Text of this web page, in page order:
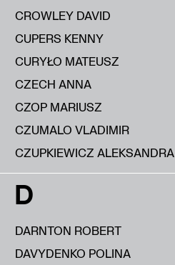
CROWLEY DAVID
CUPERS KENNY
CURYŁO MATEUSZ
CZECH ANNA
CZOP MARIUSZ
CZUMALO VLADIMIR
CZUPKIEWICZ ALEKSANDRA
D
DARNTON ROBERT
DAVYDENKO POLINA